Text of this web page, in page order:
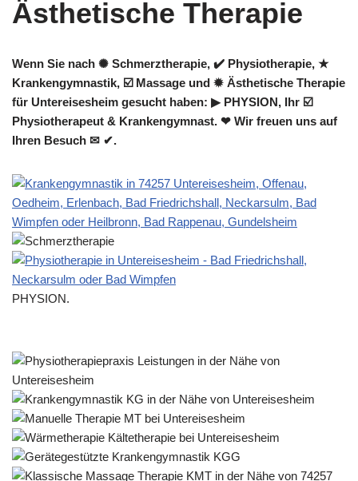
Wenn Sie nach ✺ Schmerztherapie, ✔️ Physiotherapie, ★
Krankengymnastik, ☑️ Massage und ✹ Ästhetische Therapie
für Untereisesheim gesucht haben: ▶︎ PHYSION, Ihr ☑️
Physiotherapeut & Krankengymnast. ❤ Wir freuen uns auf
Ihren Besuch ✉ ✔.
PHYSION.